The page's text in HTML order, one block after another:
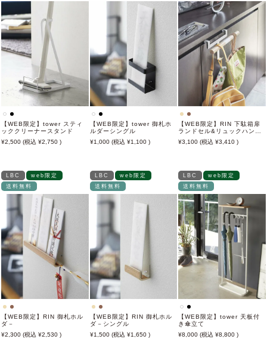
【WEB限定】tower スティ
ッククリーナースタンド
2,500
2,750
【WEB限定】tower 御札ホ
ルダーシングル
1,000
1,100
【WEB限定】RIN 下駄箱扉
ランドセル&リュックハンガ
3,100 3,410
LBC
web限定
送料無料
【WEB限定】RIN 御札ホル
ダ－
2,300
2,530
LBC
web限定
送料無料
【WEB限定】RIN 御札ホル
ダ－シングル
1,500
1,650
LBC
web限定
送料無料
【WEB限定】tower 天板付
き傘立て
8,000
8,800